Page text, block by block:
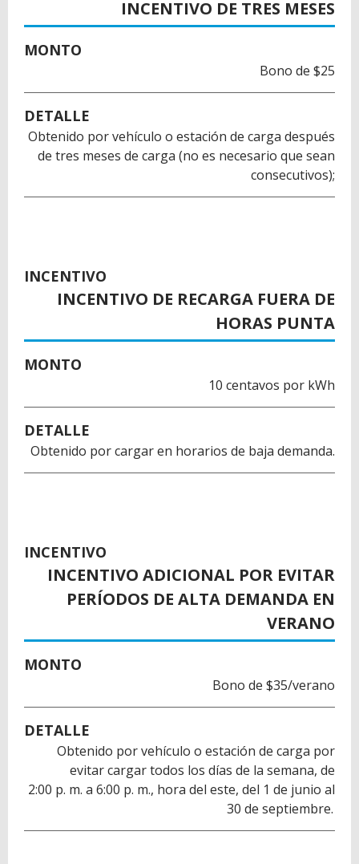
INCENTIVO DE TRES MESES
MONTO
Bono de $25
DETALLE
Obtenido por vehículo o estación de carga después
de tres meses de carga (no es necesario que sean
consecutivos);
INCENTIVO
INCENTIVO DE RECARGA FUERA DE
HORAS PUNTA
MONTO
10 centavos por kWh
DETALLE
Obtenido por cargar en horarios de baja demanda.
INCENTIVO
INCENTIVO ADICIONAL POR EVITAR
PERÍODOS DE ALTA DEMANDA EN
VERANO
MONTO
Bono de $35/verano
DETALLE
Obtenido por vehículo o estación de carga por
evitar cargar todos los días de la semana, de
2:00 p. m. a 6:00 p. m., hora del este, del 1 de junio al
30 de septiembre.